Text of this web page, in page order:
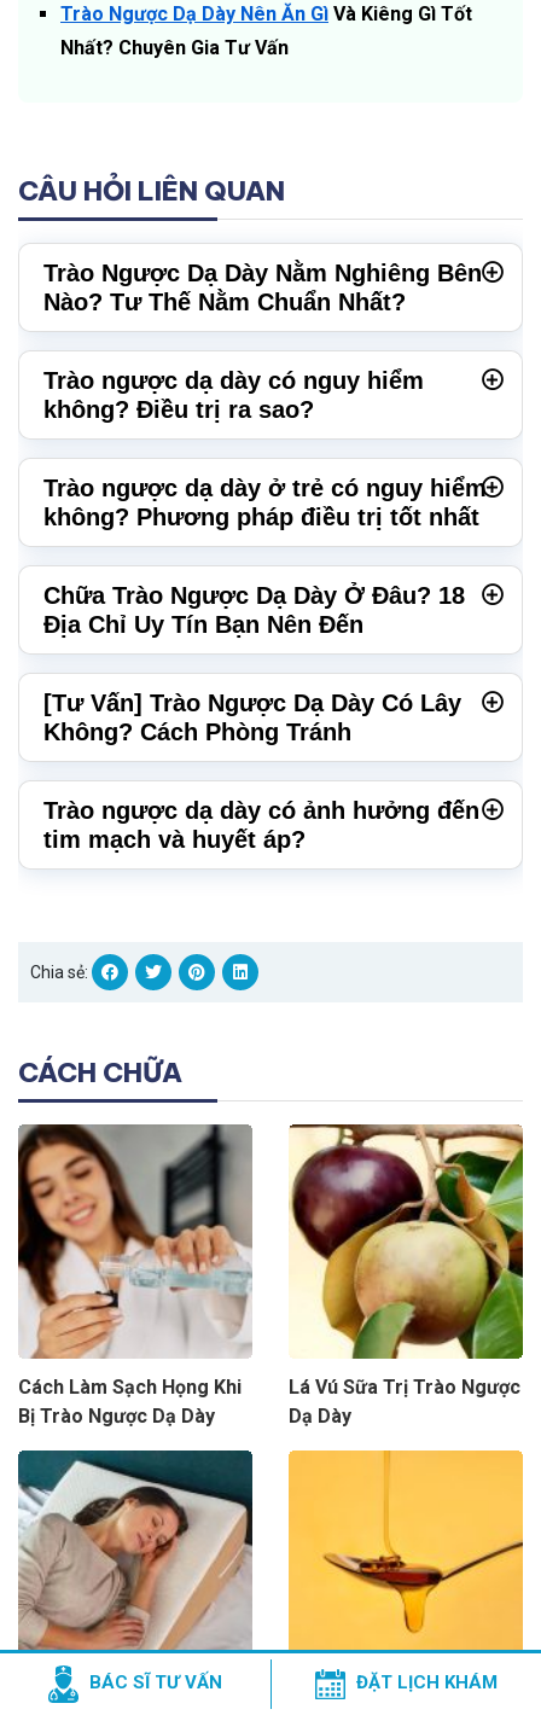
Trào Ngược Dạ Dày Nên Ăn Gì Và Kiêng Gì Tốt
Nhất? Chuyên Gia Tư Vấn
CÂU HỎI LIÊN QUAN
Trào Ngược Dạ Dày Nằm Nghiêng Bên
Nào? Tư Thế Nằm Chuẩn Nhất?
Trào ngược dạ dày có nguy hiểm
không? Điều trị ra sao?
Trào ngược dạ dày ở trẻ có nguy hiểm
không? Phương pháp điều trị tốt nhất
Chữa Trào Ngược Dạ Dày Ở Đâu? 18
Địa Chỉ Uy Tín Bạn Nên Đến
[Tư Vấn] Trào Ngược Dạ Dày Có Lây
Không? Cách Phòng Tránh
Trào ngược dạ dày có ảnh hưởng đến
tim mạch và huyết áp?
Chia sẻ:
CÁCH CHỮA
Cách Làm Sạch Họng Khi
Bị Trào Ngược Dạ Dày
Lá Vú Sữa Trị Trào Ngược
Dạ Dày
BÁC SĨ TƯ VẤN ĐẶT LỊCH KHÁM